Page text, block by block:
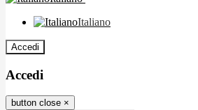
Italiano
Accedi
Accedi
button close ×